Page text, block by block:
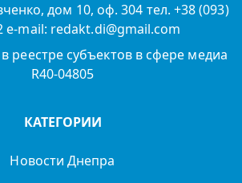
дом 10, оф. 304 тел. +38 (093)
e-mail: redakt.di@gmail.com
реестре субъектов в сфере медиа
R40-04805
КАТЕГОРИИ
Новости Днепра